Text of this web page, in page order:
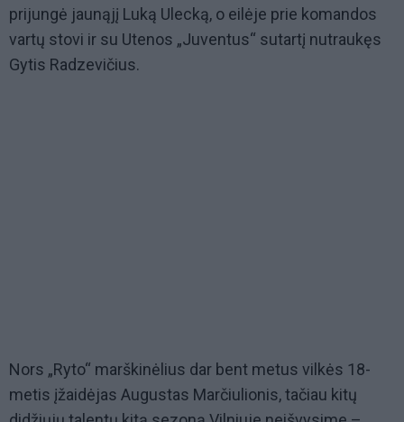
prijungė jaunąjį Luką Ulecką, o eilėje prie komandos
vartų stovi ir su Utenos „Juventus“ sutartį nutraukęs
Gytis Radzevičius.
Nors „Ryto“ marškinėlius dar bent metus vilkės 18-
metis įžaidėjas Augustas Marčiulionis, tačiau kitų